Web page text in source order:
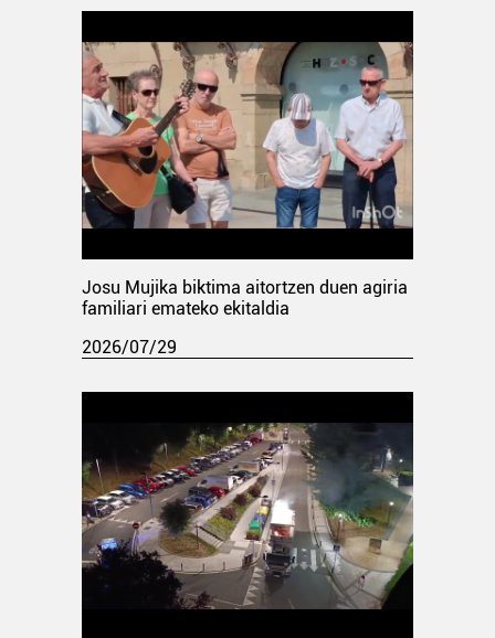
Josu Mujika biktima aitortzen duen agiria
familiari emateko ekitaldia
2026/07/29